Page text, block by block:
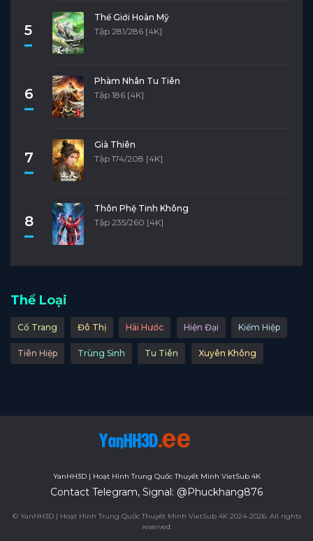
5
Thế Giới Hoàn Mỹ
Tập 281/286 [4K]
6
Phàm Nhân Tu Tiên
Tập 186 [4K]
7
Già Thiên
Tập 174/208 [4K]
8
Thôn Phệ Tinh Không
Tập 235/260 [4K]
Thể Loại
Cổ Trang Đô Thị Hài Hước Hiện Đại Kiếm Hiệp
Tiên Hiệp Trùng Sinh Tu Tiên Xuyên Không
YanHH3D | Hoạt Hình Trung Quốc Thuyết Minh VietSub 4K
Contact Telegram, Signal: @Phuckhang876
© YanHH3D | Hoạt Hình Trung Quốc Thuyết Minh VietSub 4K 2024-2026. All rights
reserved.